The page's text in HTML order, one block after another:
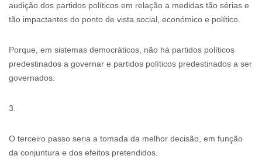
audição dos partidos políticos em relação a medidas tão sérias e
tão impactantes do ponto de vista social, económico e político.
Porque, em sistemas democráticos, não há partidos políticos
predestinados a governar e partidos políticos predestinados a ser
governados.
3.
O terceiro passo seria a tomada da melhor decisão, em função
da conjuntura e dos efeitos pretendidos.